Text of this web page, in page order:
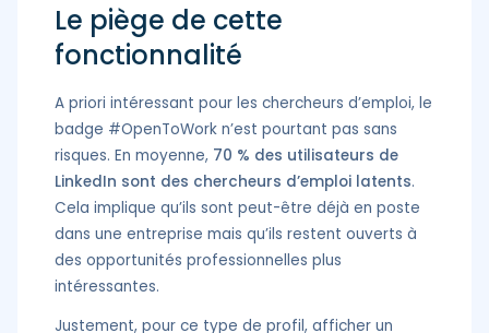
Le piège de cette
fonctionnalité
A priori intéressant pour les chercheurs d’emploi, le
badge #OpenToWork n’est pourtant pas sans
risques. En moyenne, 70 % des utilisateurs de
LinkedIn sont des chercheurs d’emploi latents.
Cela implique qu’ils sont peut-être déjà en poste
dans une entreprise mais qu’ils restent ouverts à
des opportunités professionnelles plus
intéressantes.
Justement, pour ce type de profil, afficher un